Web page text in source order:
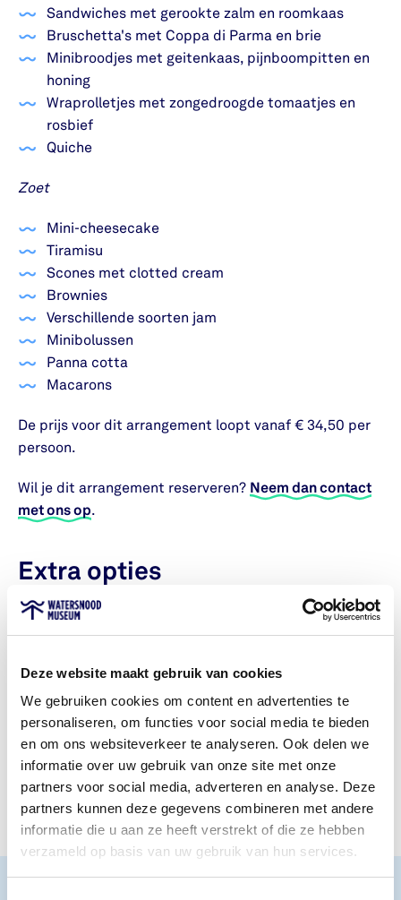
Deze website maakt gebruik van cookies
We gebruiken cookies om content en advertenties te
personaliseren, om functies voor social media te bieden
en om ons websiteverkeer te analyseren. Ook delen we
informatie over uw gebruik van onze site met onze
partners voor social media, adverteren en analyse. Deze
partners kunnen deze gegevens combineren met andere
informatie die u aan ze heeft verstrekt of die ze hebben
verzameld op basis van uw gebruik van hun services.
Sandwiches met gerookte zalm en roomkaas
Bruschetta's met Coppa di Parma en brie
Minibroodjes met geitenkaas, pijnboompitten en
honing
Wraprolletjes met zongedroogde tomaatjes en
rosbief
Quiche
Zoet
Mini-cheesecake
Tiramisu
Scones met clotted cream
Brownies
Verschillende soorten jam
Minibolussen
Panna cotta
Macarons
De prijs voor dit arrangement loopt vanaf € 34,50 per
persoon.
Wil je dit arrangement reserveren? Neem dan contact
met ons op.
Extra opties
Willen jullie dit arrangement uitbreiden? Dan kunnen
Oesters
Verschillende soorten ijs
De prijs voor deze extra opties hangt af van jullie
keuze.